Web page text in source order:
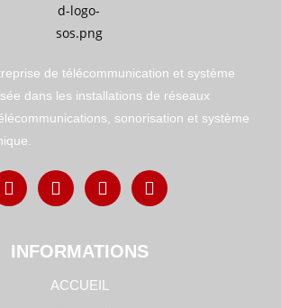
de télécommunication et système
dans les installations de réseaux
sonorisation et système
INFORMATIONS
ACCUEIL